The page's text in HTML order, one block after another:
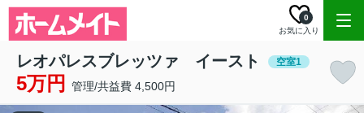
お気に入り
0
レオパレスブレッツァ イースト 空室1
5万円 管理/共益費 4,500円